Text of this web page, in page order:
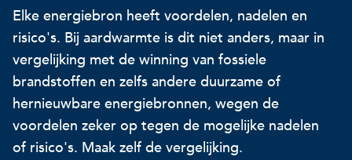
Gebruik onze infrastructuur
Licenties en spin-offs
VITO4STARTERS
State-of-the-art
Voorbeeldprojecten
Nieuws en updates
Concrete toepassingen
Onze projecten
Wetenschappelijke
Elke energiebron heeft voordelen, nadelen en
risico's. Bij aardwarmte is dit niet anders, maar in
vergelijking met de winning van fossiele
brandstoffen en zelfs andere duurzame of
hernieuwbare energiebronnen, wegen de
voordelen zeker op tegen de mogelijke nadelen
of risico's. Maak zelf de vergelijking.